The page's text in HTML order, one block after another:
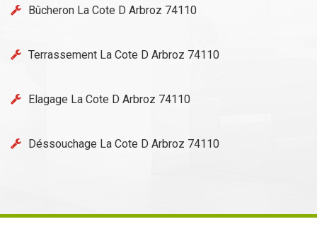
Bûcheron La Cote D Arbroz 74110
Terrassement La Cote D Arbroz 74110
Elagage La Cote D Arbroz 74110
Déssouchage La Cote D Arbroz 74110